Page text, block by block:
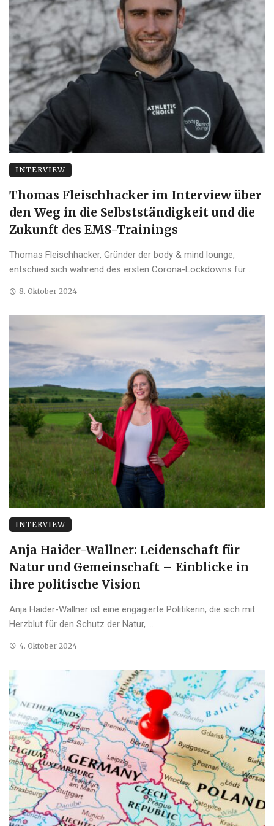
INTERVIEW
Thomas Fleischhacker im Interview über
den Weg in die Selbstständigkeit und die
Zukunft des EMS-Trainings
Thomas Fleischhacker, Gründer der body & mind lounge,
entschied sich während des ersten Corona-Lockdowns für ...
8. Oktober 2024
INTERVIEW
Anja Haider-Wallner: Leidenschaft für
Natur und Gemeinschaft – Einblicke in
ihre politische Vision
Anja Haider-Wallner ist eine engagierte Politikerin, die sich mit
Herzblut für den Schutz der Natur, ...
4. Oktober 2024